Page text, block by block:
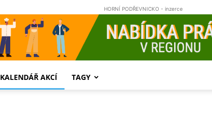
HORNÍ PODŘEVNICKO - inzerce
KALENDÁŘ AKCÍ TAGY